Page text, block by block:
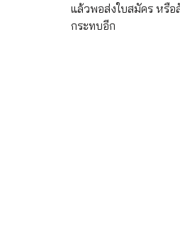
แล้วพอส่งใบสมัคร หรื
กระทบอีก